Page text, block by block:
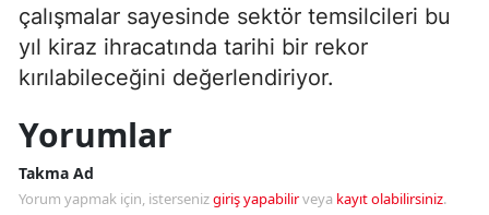
çalışmalar sayesinde sektör temsilcileri bu
yıl kiraz ihracatında tarihi bir rekor
kırılabileceğini değerlendiriyor.
Yorumlar
Takma Ad
Yorum yapmak için, istersenizgiriş yapabilirveya kayıt olabilirsiniz.